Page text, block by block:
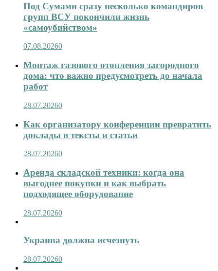
Под Сумами сразу несколько командиров
групп ВСУ покончили жизнь
«самоубийством»
07.08.20260
Монтаж газового отопления загородного
дома: что важно предусмотреть до начала
работ
28.07.20260
Как организатору конференции превратить
доклады в тексты и статьи
28.07.20260
Аренда складской техники: когда она
выгоднее покупки и как выбрать
подходящее оборудование
28.07.20260
Украина должна исчезнуть
28.07.20260